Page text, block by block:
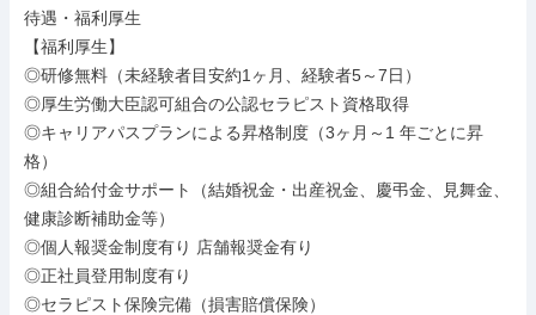
待遇・福利厚生
【福利厚生】
◎研修無料（未経験者目安約1ヶ月、経験者5～7日）
◎厚生労働大臣認可組合の公認セラピスト資格取得
◎キャリアパスプランによる昇格制度（3ヶ月～1 年ごとに昇
格）
◎組合給付金サポート（結婚祝金・出産祝金、慶弔金、見舞金、
健康診断補助金等）
◎個人報奨金制度有り 店舗報奨金有り
◎正社員登用制度有り
◎セラピスト保険完備（損害賠償保険）